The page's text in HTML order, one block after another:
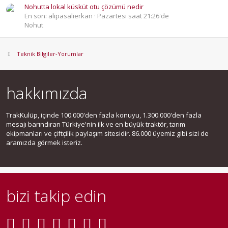
Nohutta lokal küsküt otu çözümü nedir
En son: alipasalierkan
Pazartesi saat 21:26'de
Nohut
Teknik Bilgiler-Yorumlar
hakkımızda
TrakKulüp, içinde 100.000'den fazla konuyu, 1.300.000'den fazla
mesajı barındıran Türkiye'nin ilk ve en büyük traktör, tarım
ekipmanları ve çiftçilik paylaşım sitesidir. 86.000 üyemiz gibi sizi de
aramızda görmek isteriz.
bizi takip edin